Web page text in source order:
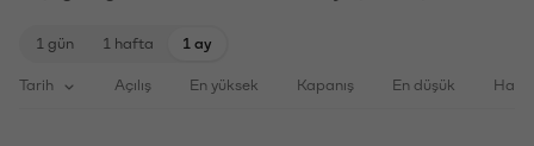
1 gün 1 hafta 1 ay
Tarih Açılış En yüksek Kapanış En düşük